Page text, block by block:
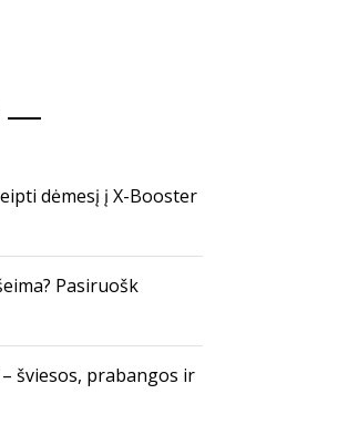
dėmesį į X-Booster
Pasiruošk
šviesos, prabangos ir